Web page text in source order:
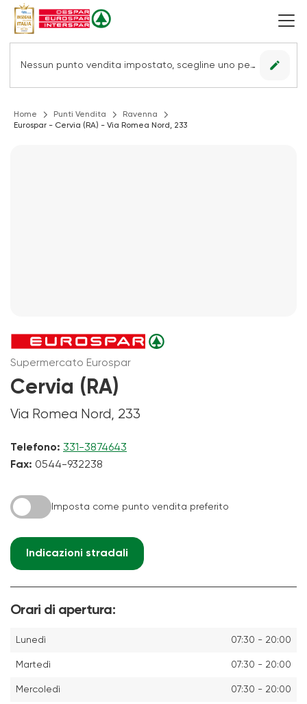
Nessun punto vendita impostato, scegline uno per vedere le offerte. edit
Home Punti Vendita
Ravenna
Eurospar - Cervia (RA) - Via Romea Nord, 233
Supermercato Eurospar
Cervia (RA)
Via Romea Nord, 233
Telefono: 331-3874643
Fax: 0544-932238
Imposta come punto vendita preferito
Indicazioni stradali
Orari di apertura:
Lunedì 07:30 - 20:00
Martedì 07:30 - 20:00
Mercoledì 07:30 - 20:00